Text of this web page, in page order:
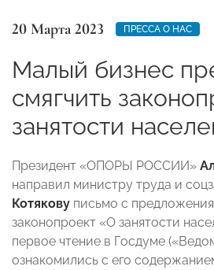
20 Марта 2023 ПРЕССА О НАС
Малый бизнес
смягчить
занятости
Президент «ОПОРЫ РОССИИ»
направил министру труда и
Котякову письмо с
законопроект «О занятости
первое чтение в Госдуме
ознакомились с его